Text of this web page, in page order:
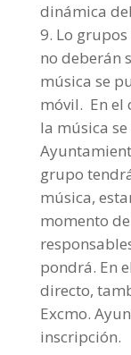
dinámica
Lo
no deberán
música se
móvil. En el
la música
grupo
música,
momento
pondrá. En
directo,
Excmo.
inscripción.